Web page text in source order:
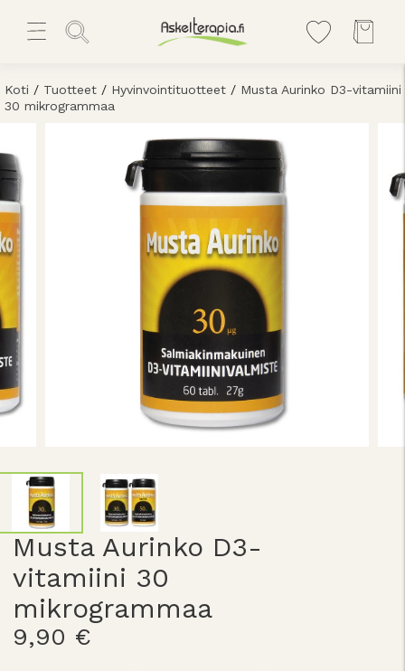
Koti / Tuotteet / Hyvinvointituotteet / Musta Aurinko D3-vitamiini
30 mikrogrammaa
Musta Aurinko D3-
vitamiini 30
mikrogrammaa
9,90 €